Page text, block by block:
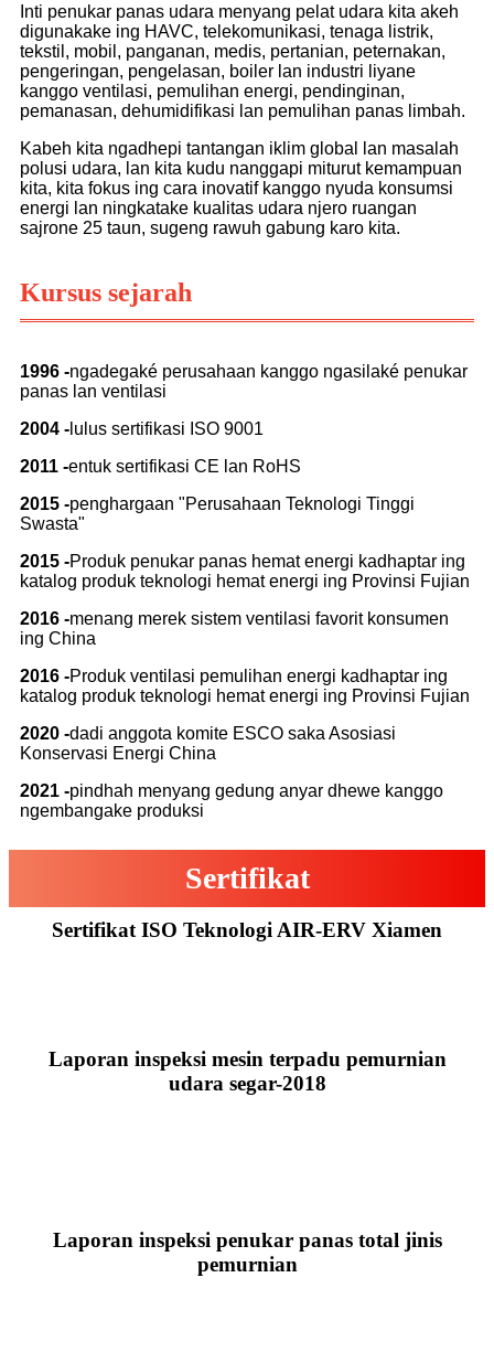
Inti penukar panas udara menyang pelat udara kita akeh
digunakake ing HAVC, telekomunikasi, tenaga listrik,
tekstil, mobil, panganan, medis, pertanian, peternakan,
pengeringan, pengelasan, boiler lan industri liyane
kanggo ventilasi, pemulihan energi, pendinginan,
pemanasan, dehumidifikasi lan pemulihan panas limbah.
Kabeh kita ngadhepi tantangan iklim global lan masalah
polusi udara, lan kita kudu nanggapi miturut kemampuan
kita, kita fokus ing cara inovatif kanggo nyuda konsumsi
energi lan ningkatake kualitas udara njero ruangan
sajrone 25 taun, sugeng rawuh gabung karo kita.
Kursus sejarah
1996 -ngadegaké perusahaan kanggo ngasilaké penukar
panas lan ventilasi
2004 - lulus sertifikasi ISO 9001
2011 -entuk sertifikasi CE lan RoHS
2015 -penghargaan "Perusahaan Teknologi Tinggi
Swasta"
2015 -Produk penukar panas hemat energi kadhaptar ing
katalog produk teknologi hemat energi ing Provinsi Fujian
2016 -menang merek sistem ventilasi favorit konsumen
ing China
2016 -Produk ventilasi pemulihan energi kadhaptar ing
katalog produk teknologi hemat energi ing Provinsi Fujian
2020 -dadi anggota komite ESCO saka Asosiasi
Konservasi Energi China
2021 -pindhah menyang gedung anyar dhewe kanggo
ngembangake produksi
Sertifikat
Sertifikat ISO Teknologi AIR-ERV Xiamen
Laporan inspeksi mesin terpadu pemurnian
udara segar-2018
Laporan inspeksi penukar panas total jinis
pemurnian